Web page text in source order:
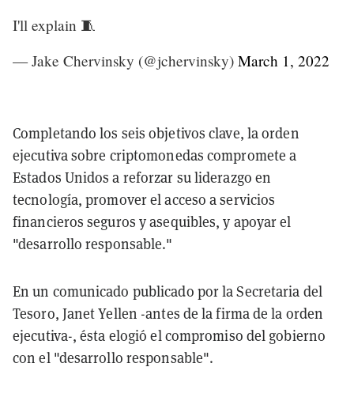
I'll explain 🧵
— Jake Chervinsky (@jchervinsky) March 1, 2022
Completando los seis objetivos clave, la orden
ejecutiva sobre criptomonedas compromete a
Estados Unidos a reforzar su liderazgo en
tecnología, promover el acceso a servicios
financieros seguros y asequibles, y apoyar el
"desarrollo responsable."
En un comunicado publicado por la Secretaria del
Tesoro, Janet Yellen -antes de la firma de la orden
ejecutiva-, ésta elogió el compromiso del gobierno
con el "desarrollo responsable".